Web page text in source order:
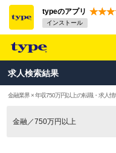
typeのアプリ
インストール
求人検索結果
金融業界 × 年収750万円以上の転職・求人情
金融／750万円以上